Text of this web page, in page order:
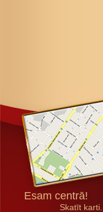
Esam centrā!
Skatīt karti...